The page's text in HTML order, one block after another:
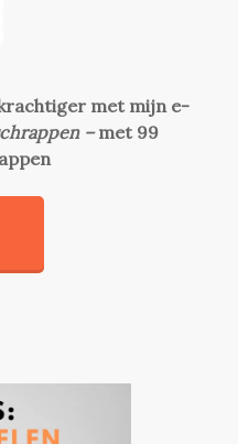
met mijn e-
–met 99